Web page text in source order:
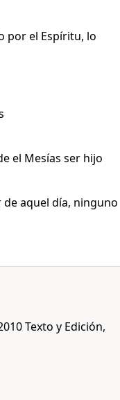
por el Espíritu, lo
el Mesías ser hijo
aquel día, ninguno
Texto y Edición,